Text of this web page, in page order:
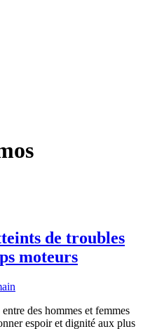
de troubles
moteurs
des hommes et femmes
espoir et dignité aux plus